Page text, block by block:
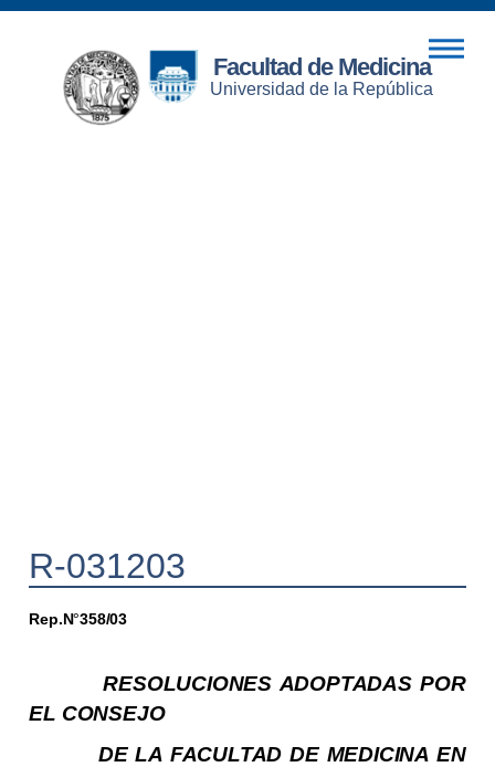
Facultad de Medicina
Universidad de la República
R-031203
Rep.N°358/03
RESOLUCIONES ADOPTADAS POR
EL CONSEJO
DE LA FACULTAD DE MEDICINA EN